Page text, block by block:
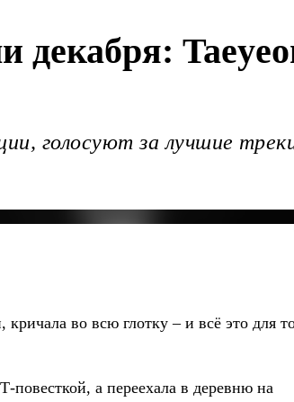
декабря:
голосуют за лучшие
во всю глотку – и всё это для
а переехала в деревню на